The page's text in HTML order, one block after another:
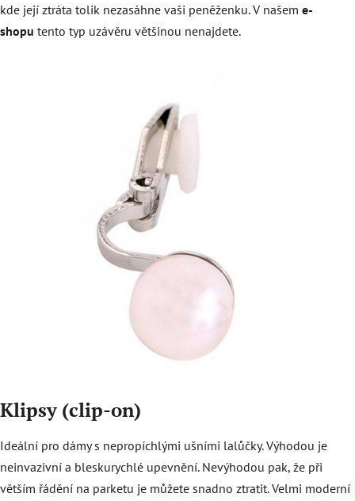
kde její ztráta tolik nezasáhne vaši peněženku. V našem e-
shopu tento typ uzávěru většinou nenajdete.
Klipsy (clip-on)
Ideální pro dámy s nepropíchlými ušními lalůčky. Výhodou je
neinvazivní a bleskurychlé upevnění. Nevýhodou pak, že při
větším řádění na parketu je můžete snadno ztratit. Velmi moderní